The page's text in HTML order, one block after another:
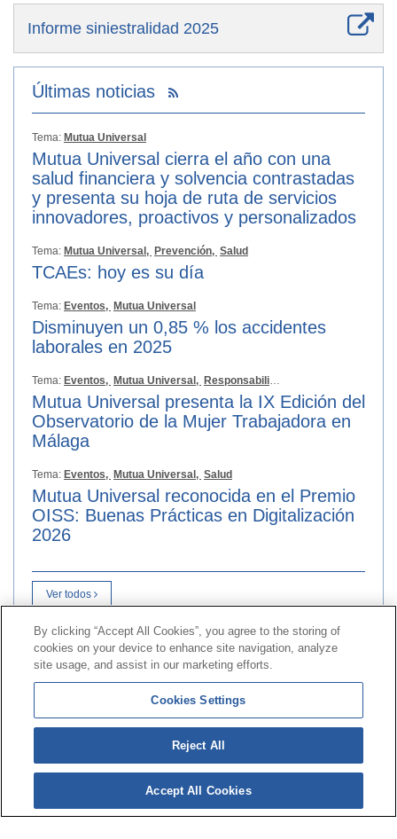
Informe siniestralidad 2025
Últimas noticias
Tema: Mutua Universal
Mutua Universal cierra el año con una
salud financiera y solvencia contrastadas
y presenta su hoja de ruta de servicios
innovadores, proactivos y personalizados
Tema: Mutua Universal, Prevención, Salud
TCAEs: hoy es su día
Tema: Eventos, Mutua Universal
Disminuyen un 0,85 % los accidentes
laborales en 2025
Tema: Eventos, Mutua Universal, Responsabilidad Social
Mutua Universal presenta la IX Edición del
Observatorio de la Mujer Trabajadora en
Málaga
Tema: Eventos, Mutua Universal, Salud
Mutua Universal reconocida en el Premio
OISS: Buenas Prácticas en Digitalización
2026
Ver todos
Kontaktua| kontratatzailearenProfila|Erreklamazioak
Lerro Unibertsala 900 203 203|Toki Pribatua Prestazio
berezien Batzordea|Toki Pribatu Hornitzailea Sanitarioa
© 2026ko Universal Mutua| Gunearen mapa
abisua | Datu-babesaren Politika| cookieen Politika
Jarraitu bertan:
By clicking “Accept All Cookies”, you agree to the storing of
cookies on your device to enhance site navigation, analyze
site usage, and assist in our marketing efforts.
Cookies Settings
Reject All
Accept All Cookies